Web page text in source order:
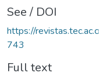
See / DOI
https://
743
Full text